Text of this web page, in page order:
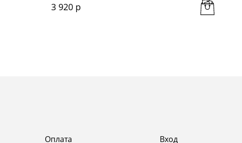
3 920 р
Оплата
Вход